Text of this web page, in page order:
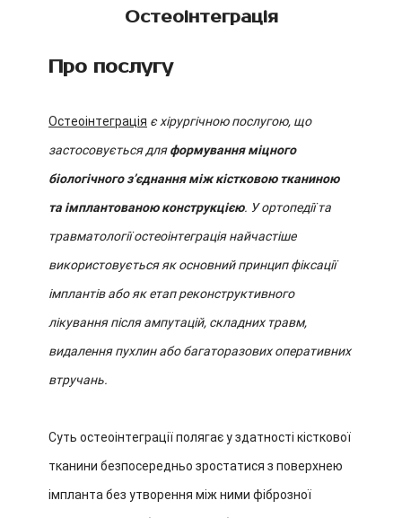
Остеоінтеграція
Про послугу
Остеоінтеграція є хірургічною послугою, що
застосовується дляформування міцного
біологічного з’єднання між кістковою тканиною
та імплантованою конструкцією. У ортопедії та
травматології остеоінтеграція найчастіше
використовується як основний принцип фіксації
імплантів або як етап реконструктивного
лікування після ампутацій, складних травм,
видалення пухлин або багаторазових оперативних
втручань.
Суть остеоінтеграції полягає у здатності кісткової
тканини безпосередньо зростатися з поверхнею
імпланта без утворення між ними фіброзної